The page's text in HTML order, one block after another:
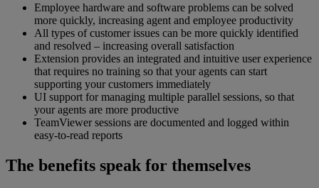
Employee hardware and software problems can be solved
more quickly, increasing agent and employee productivity
All types of customer issues can be more quickly identified
and resolved – increasing overall satisfaction
Extension provides an integrated and intuitive user experience
that requires no training so that your agents can start
supporting your customers immediately
UI support for managing multiple parallel sessions, so that
your agents are more productive
TeamViewer sessions are documented and logged within
easy-to-read reports
The benefits speak for themselves